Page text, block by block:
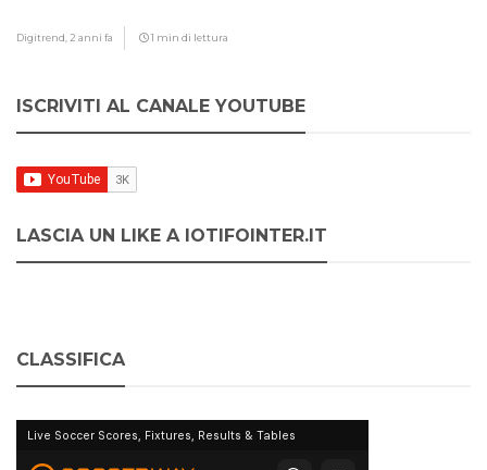
Digitrend, 2 anni fa 1 min di lettura
ISCRIVITI AL CANALE YOUTUBE
LASCIA UN LIKE A IOTIFOINTER.IT
CLASSIFICA